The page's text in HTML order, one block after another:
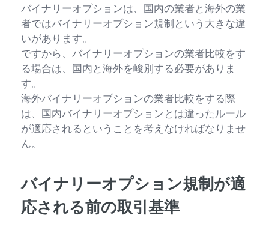
バイナリーオプションは、国内の業者と海外の業
者ではバイナリーオプション規制という大きな違
いがあります。
ですから、バイナリーオプションの業者比較をす
る場合は、国内と海外を峻別する必要がありま
す。
海外バイナリーオプションの業者比較をする際
は、国内バイナリーオプションとは違ったルール
が適応されるということを考えなければなりませ
ん。
バイナリーオプション規制が適
応される前の取引基準